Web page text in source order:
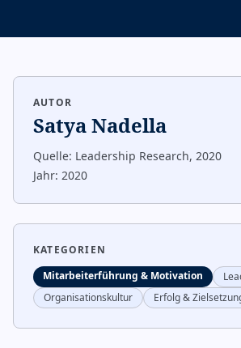
AUTOR
Satya Nadella
Quelle: Leadership Research, 2020
Jahr: 2020
KATEGORIEN
Mitarbeiterführung & Motivation
Organisationskultur
Erfolg &